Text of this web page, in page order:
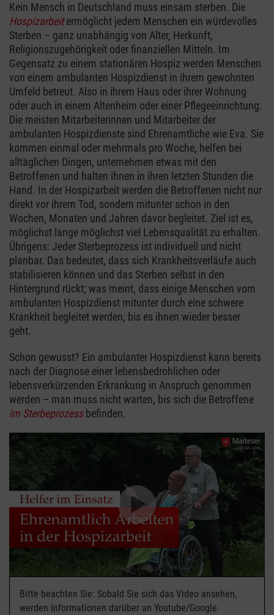
Kein Mensch in Deutschland muss einsam sterben. Die
Hospizarbeitermöglicht jedem Menschen ein würdevolles
Sterben – ganz unabhängig von Alter, Herkunft,
Religionszugehörigkeit oder finanziellen Mitteln. Im
Gegensatz zu einem stationären Hospiz werden Menschen
von einem ambulanten Hospizdienst in ihrem gewohnten
Umfeld betreut. Also in ihrem Haus oder ihrer Wohnung
oder auch in einem Altenheim oder einer Pflegeeinrichtung.
Die meisten Mitarbeiterinnen und Mitarbeiter der
ambulanten Hospizdienste sind Ehrenamtliche wie Eva. Sie
kommen einmal oder mehrmals pro Woche, helfen bei
alltäglichen Dingen, unternehmen etwas mit den
Betroffenen und halten ihnen in ihren letzten Stunden die
Hand. In der Hospizarbeit werden die Betroffenen nicht nur
direkt vor ihrem Tod, sondern mitunter schon in den
Wochen, Monaten und Jahren davor begleitet. Ziel ist es,
möglichst lange möglichst viel Lebensqualität zu erhalten.
Übrigens: Jeder Sterbeprozess ist individuell und nicht
planbar. Das bedeutet, dass sich Krankheitsverläufe auch
stabilisieren können und das Sterben selbst in den
Hintergrund rückt; was meint, dass einige Menschen vom
ambulanten Hospizdienst mitunter durch eine schwere
Krankheit begleitet werden, bis es ihnen wieder besser
geht.
Schon gewusst? Ein ambulanter Hospizdienst kann bereits
nach der Diagnose einer lebensbedrohlichen oder
lebensverkürzenden Erkrankung in Anspruch genommen
werden – man muss nicht warten, bis sich die Betroffene
im Sterbeprozessbefinden.
Bitte beachten Sie: Sobald Sie sich das Video ansehen,
werden Informationen darüber an Youtube/Google